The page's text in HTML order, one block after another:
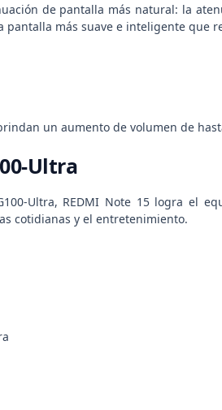
de pantalla más natural: la
pantalla más suave e inteligente que
un aumento de volumen de
Ultra
Ultra, REDMI Note 15 logra el
cotidianas y el entretenimiento.